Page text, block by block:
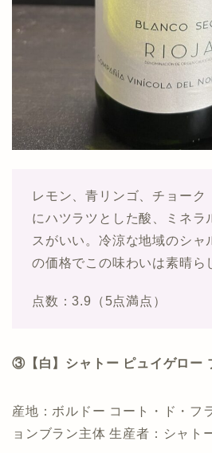
レモン、青リンゴ、チョー
にハツラツとした酸、ミネラ
スがいい。冷涼な地域のシャ
の価格でこの味わいは素晴ら
点数：3.9（5点満点）
③【白】シャトー ピュイゲロー
産地：ボルドー コート・ド・フ
ョンブラン主体 生産者：シャト